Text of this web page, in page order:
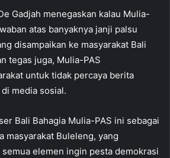
Gadjah menegaskan kalau Mulia-
atas banyaknya janji palsu
disampaikan ke masyarakat Bali
tegas juga, Mulia-PAS
untuk tidak percaya berita
media sosial.
Bali Bahagia Mulia-PAS ini sebagai
masyarakat Buleleng, yang
elemen ingin pesta demokrasi